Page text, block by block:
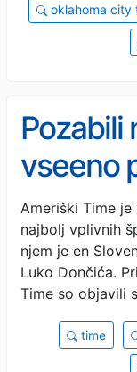
oklahoma city
Pozabili
vseeno
Ameriški Time
najbolj vplivnih
njem je en
Luko Dončića.
Time so objavili
time